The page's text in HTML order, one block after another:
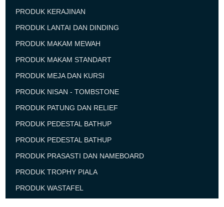
PRODUK KERAJINAN
PRODUK LANTAI DAN DINDING
PRODUK MAKAM MEWAH
PRODUK MAKAM STANDART
PRODUK MEJA DAN KURSI
PRODUK NISAN - TOMBSTONE
PRODUK PATUNG DAN RELIEF
PRODUK PEDESTAL BATHUP
PRODUK PEDESTAL BATHUP
PRODUK PRASASTI DAN NAMEBOARD
PRODUK TROPHY PIALA
PRODUK WASTAFEL